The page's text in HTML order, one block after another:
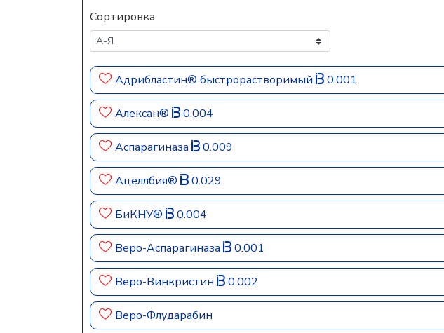
Сортировка
Адрибластин® быстрорастворимый 0.001
Алексан® 0.004
Аспарагиназа 0.009
Ацеллбия® 0.029
БиКНУ® 0.004
Веро-Аспарагиназа 0.001
Веро-Винкристин 0.002
Веро-Флударабин